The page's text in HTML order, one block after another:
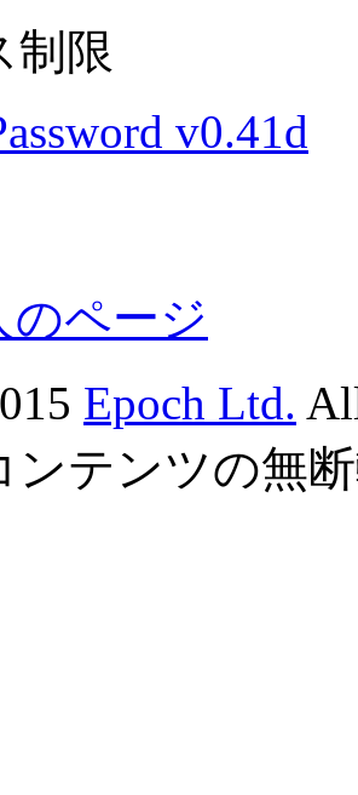
制限
v0.41d
のページ
Epoch Ltd.
ンテンツの無